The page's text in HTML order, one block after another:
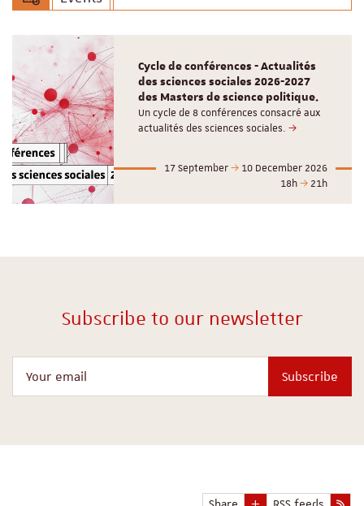
Cycle de conférences - Actualités
des sciences sociales 2026-2027
des Masters de science politique.
Un cycle de 8 conférences consacré aux
actualités des sciences sociales.
17 September
10 December 2026
18h
21h
Subscribe to our newsletter
Subscribe